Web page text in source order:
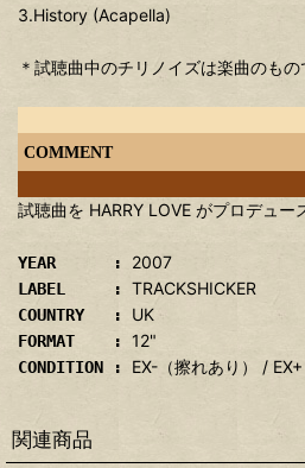
3.History (Acapella)
＊試聴曲中のチリノイズは楽曲のも
COMMENT
試聴曲を HARRY LOVE がプロデュー
YEAR : 2007
LABEL : TRACKSHICKER
COUNTRY : UK
FORMAT : 12"
CONDITION : EX-（擦れあり） /
関連商品